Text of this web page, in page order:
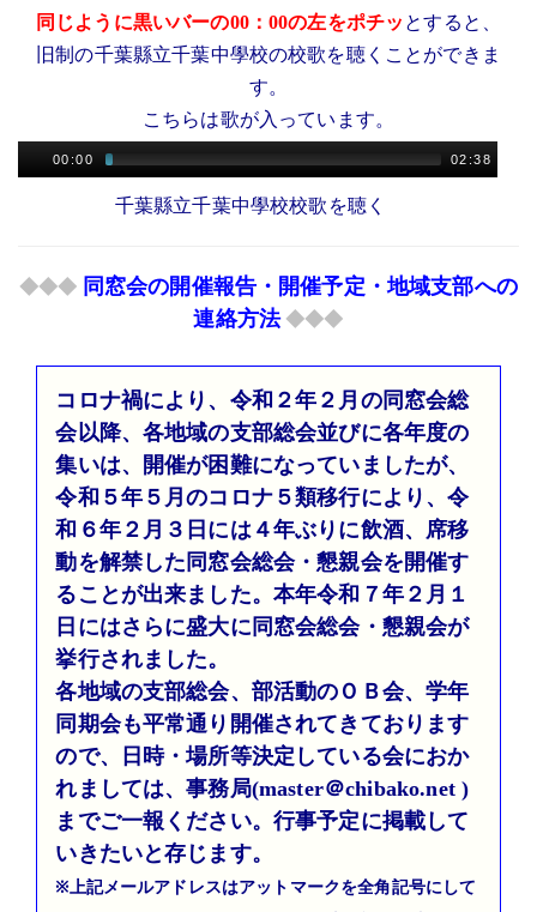
同じように黒いバーの00：00の左をポチッ とすると、
旧制の千葉縣立千葉中學校の校歌を聴くことができま
す。
こちらは歌が入っています。
00:00 02:38
千葉縣立千葉中學校校歌を聴く
◆◆◆ 同窓会の開催報告・開催予定・地域支部への
連絡方法◆◆◆
コロナ禍により、令和２年２月の同窓会総
会以降、各地域の支部総会並びに各年度の
集いは、開催が困難になっていましたが、
令和５年５月のコロナ５類移行により、令
和６年２月３日には４年ぶりに飲酒、席移
動を解禁した同窓会総会・懇親会を開催す
ることが出来ました。本年令和７年２月１
日にはさらに盛大に同窓会総会・懇親会が
挙行されました。
各地域の支部総会、部活動のＯＢ会、学年
同期会も平常通り開催されてきております
ので、日時・場所等決定している会におか
れましては、事務局(master＠chibako.net )
までご一報ください。行事予定に掲載して
いきたいと存じます。
※上記メールアドレスはアットマークを全角記号にして